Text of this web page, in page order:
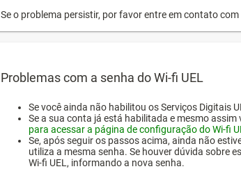
Se o problema persistir, por favor entre em contato
Problemas com a senha do Wi-fi UEL
Se você ainda não habilitou os Serviços Digitais
Se a sua conta já está habilitada e mesmo
para acessar a página de configuração do Wi-fi
Se, após seguir os passos acima, ainda não
utiliza a mesma senha. Se houver dúvida sobre
Wi-fi UEL, informando a nova senha.